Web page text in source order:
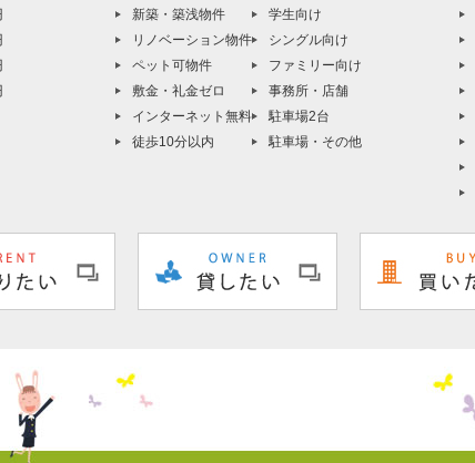
新築・築浅物件
リノベーション物件
ペット可物件
敷金・礼金ゼロ
インターネット無料
徒歩10分以内
学生向け
シングル向け
ファミリー向け
事務所・店舗
駐車場2台
駐車場・その他